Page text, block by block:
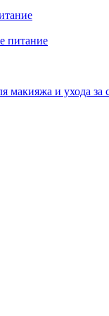
питание
макияжа и ухода за